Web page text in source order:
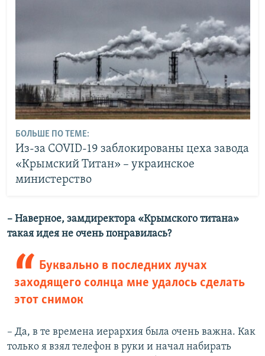
БОЛЬШЕ ПО ТЕМЕ:
Из-за COVID-19 заблокированы цеха завода
«Крымский Титан» – украинское
министерство
– Наверное, замдиректора «Крымского титана»
такая идея не очень понравилась?
Буквально в последних лучах
заходящего солнца мне удалось сделать
этот снимок
– Да, в те времена иерархия была очень важна. Как
только я взял телефон в руки и начал набирать